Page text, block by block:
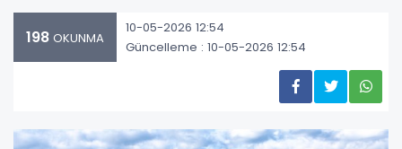
198 OKUNMA
10-05-2026 12:54
Güncelleme : 10-05-2026 12:54